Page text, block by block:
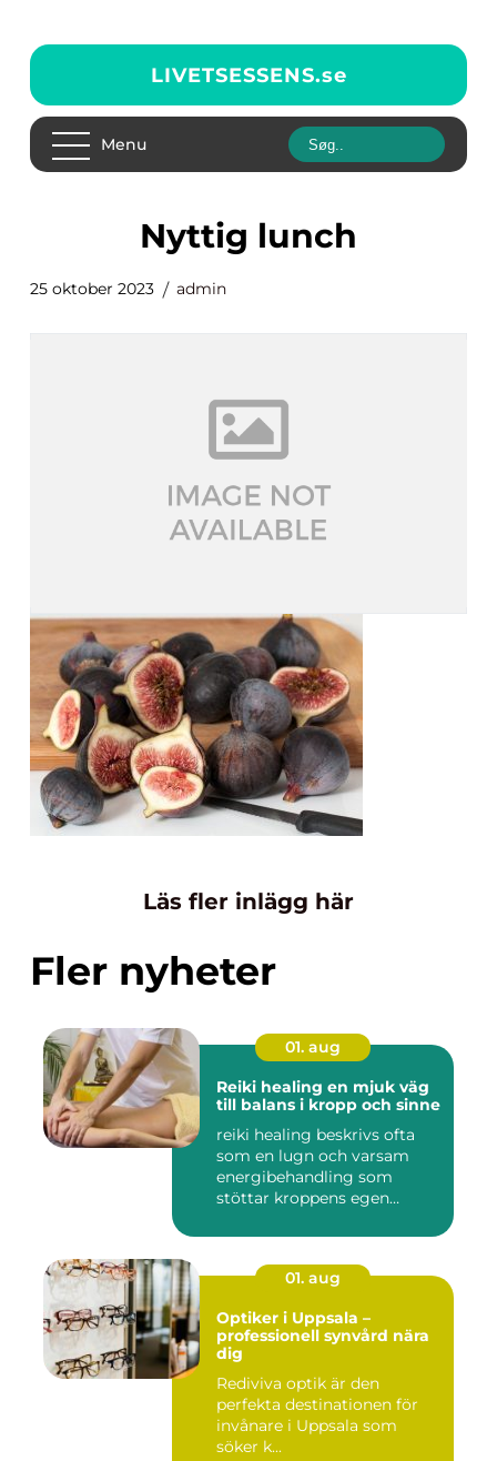
LIVETSESSENS.se
Menu
nyttig lunch
25 oktober 2023 admin
Läs fler inlägg här
Fler nyheter
01. aug
Reiki healing en mjuk väg
till balans i kropp och sinne
reiki healing beskrivs ofta
som en lugn och varsam
energibehandling som
stöttar kroppens egen
01. aug
Optiker i Uppsala –
professionell synvård nära
dig
Rediviva optik är den
perfekta destinationen för
invånare i Uppsala som
söker k...